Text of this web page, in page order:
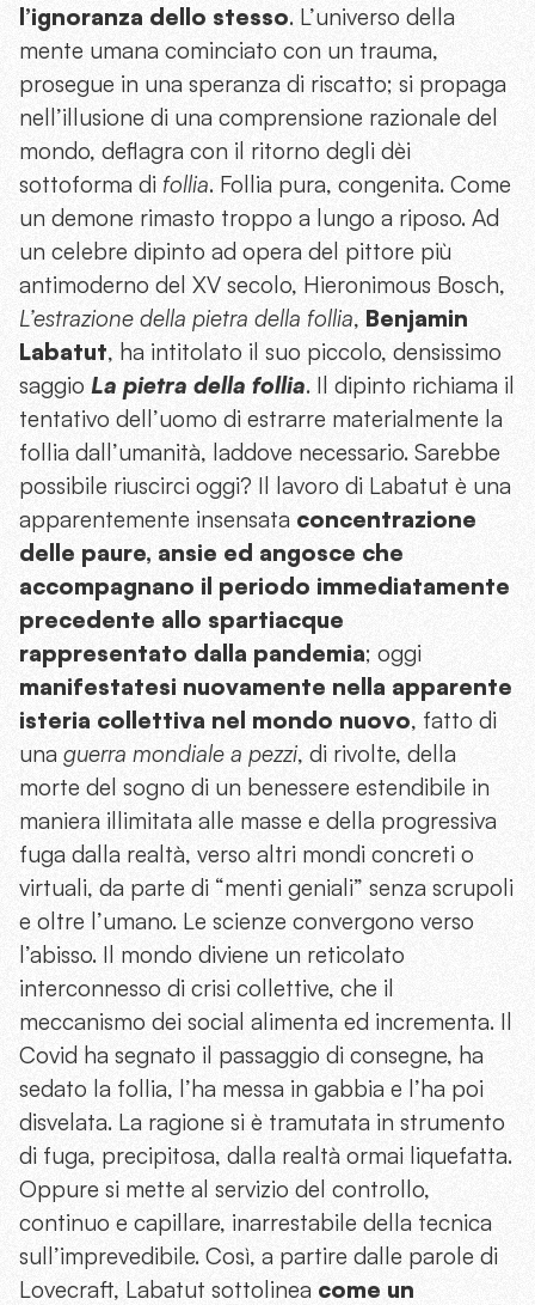
l’ignoranza dello stesso. L’universo della
mente umana cominciato con un trauma,
prosegue in una speranza di riscatto; si propaga
nell’illusione di una comprensione razionale del
mondo, deflagra con il ritorno degli dèi
sottoforma di follia. Follia pura, congenita. Come
un demone rimasto troppo a lungo a riposo. Ad
un celebre dipinto ad opera del pittore più
antimoderno del XV secolo, Hieronimous Bosch,
L’estrazione della pietra della follia, Benjamin
Labatut, ha intitolato il suo piccolo, densissimo
saggio La pietra della follia. Il dipinto richiama il
tentativo dell’uomo di estrarre materialmente la
follia dall’umanità, laddove necessario. Sarebbe
possibile riuscirci oggi? Il lavoro di Labatut è una
apparentemente insensata concentrazione
delle paure, ansie ed angosce che
accompagnano il periodo immediatamente
precedente allo spartiacque
rappresentato dalla pandemia; oggi
manifestatesi nuovamente nella apparente
isteria collettiva nel mondo nuovo, fatto di
una guerra mondiale a pezzi, di rivolte, della
morte del sogno di un benessere estendibile in
maniera illimitata alle masse e della progressiva
fuga dalla realtà, verso altri mondi concreti o
virtuali, da parte di “menti geniali” senza scrupoli
e oltre l’umano. Le scienze convergono verso
l’abisso. Il mondo diviene un reticolato
interconnesso di crisi collettive, che il
meccanismo dei social alimenta ed incrementa. Il
Covid ha segnato il passaggio di consegne, ha
sedato la follia, l’ha messa in gabbia e l’ha poi
disvelata. La ragione si è tramutata in strumento
di fuga, precipitosa, dalla realtà ormai liquefatta.
Oppure si mette al servizio del controllo,
continuo e capillare, inarrestabile della tecnica
sull’imprevedibile. Così, a partire dalle parole di
Lovecraft, Labatut sottolinea come un